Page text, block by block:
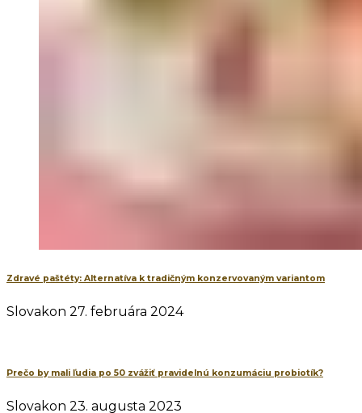
Zdravé paštéty: Alternatíva k tradičným konzervovaným variantom
Slovakon 27. februára 2024
Prečo by mali ľudia po 50 zvážiť pravidelnú konzumáciu probiotík?
Slovakon 23. augusta 2023